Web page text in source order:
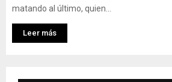
matando al último, quien...
Leer más